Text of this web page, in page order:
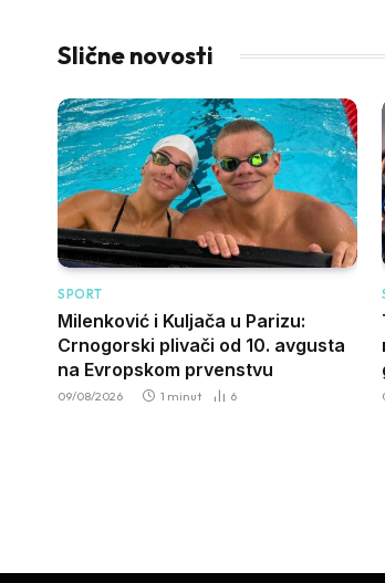
Slične novosti
SPORT
Milenković i Kuljača u Parizu:
Crnogorski plivači od 10. avgusta
na Evropskom prvenstvu
09/08/2026 1 minut 6